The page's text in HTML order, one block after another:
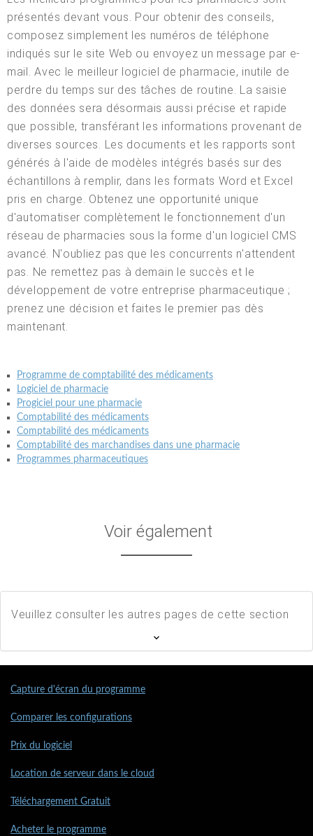
présentés devant vous. Pour obtenir des conseils,
composez simplement les numéros de téléphone
indiqués sur le site Web ou envoyez un message par e-
mail. Avec le meilleur logiciel de pharmacie, inutile de
perdre du temps sur des tâches de routine. La saisie
des données sera désormais aussi précise et rapide
que possible, transférant les informations provenant de
diverses sources. Les documents et les rapports sont
générés à l'aide de modèles intégrés basés sur des
échantillons à remplir, dans les formats Word et Excel
pris en charge. Obtenez une opportunité unique
d'automatiser complètement le fonctionnement d'un
réseau de pharmacies sous la forme d'un logiciel CMS
avancé. N'oubliez pas que les concurrents n'attendent
pas. Ne remettez pas à demain le succès et le
développement de votre entreprise pharmaceutique ;
prenez une décision et faites le premier pas dès
maintenant.
Programme de comptabilité des médicaments
Logiciel de pharmacie
Progiciel pour une pharmacie
Comptabilité des médicaments
Comptabilité des médicaments
Comptabilité des marchandises dans une pharmacie
Programmes pharmaceutiques
Voir également
Veuillez consulter les autres pages de cette section
Capture d'écran du programme
Comparer les configurations
Prix du logiciel
Location de serveur dans le cloud
Téléchargement Gratuit
Acheter le programme